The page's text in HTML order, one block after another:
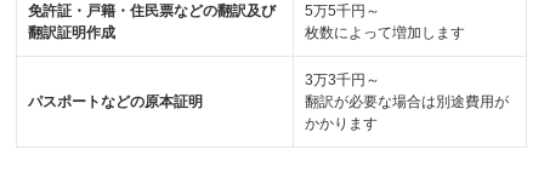
免許証・戸籍・住民票などの翻訳及び
翻訳証明作成
5万5千円～
枚数によって増加します
パスポートなどの原本証明
3万3千円～
翻訳が必要な場合は別途費用が
かかります